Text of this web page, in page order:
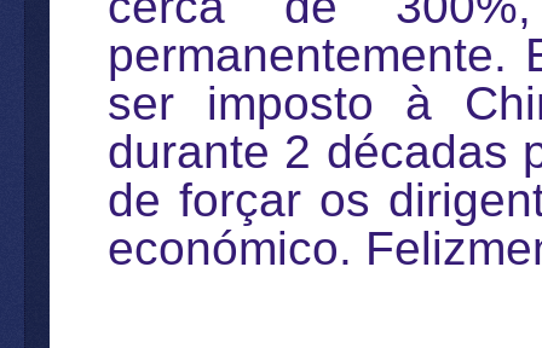
ser imposto à
durante 2 décadas
de forçar os
económico.